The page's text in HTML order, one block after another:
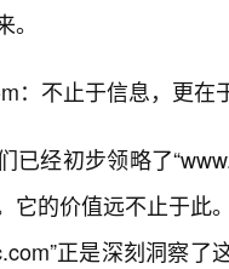
：不止于信息，更在
已经初步领略了
它的价值远不止于此
正是深刻洞察